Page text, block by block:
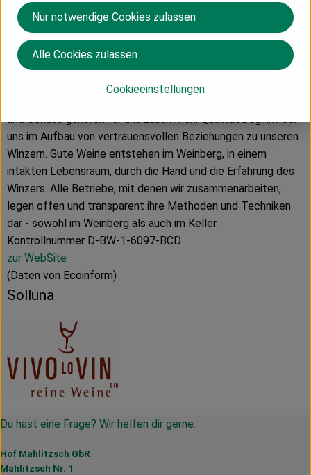
D 78359 Orsingen
Unser Verständnis von Qualität
Wir sind leidenschaftliche
Weinfreunde, haben Spaß am Genuss und sind überzeugt, mit
einem erhaltenswerten Kulturgut zu handeln. Wein wird für
und Genuss gehören für uns zusammen. Qualität beginnt bei
uns im Aufbau von vertrauensvollen Beziehungen zu unseren
Winzern. Gute Weine entstehen im Weinberg, in einem
intakten Lebensraum, durch die Hand und die Erfahrung des
Winzers. Alle Betriebe, mit denen wir zusammenarbeiten,
legen offen und transparent ihre Methoden und Techniken
dar - sowohl im Weinberg als auch im Keller.
Kontrollnummer D-BW-1-6097-BCD
zur WebSite
(Daten von Ecoinform)
Solluna
Du hast eine Frage? Wir helfen dir gerne:
Hof Mahlitzsch GbR
Mahlitzsch Nr. 1
Cookieeinstellungen
Nur notwendige Cookies zulassen
Alle Cookies zulassen